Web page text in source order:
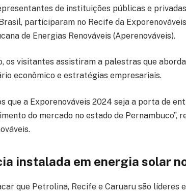
de instituições públicas e
participaram no Recife da
de Energias Renováveis (Aperenováveis).
os visitantes assistiram a palestras que
econômico e estratégias empresariais.
que a Exporenováveis 2024 seja a porta de
do mercado no estado de Pernambuco”,
instalada em energia solar
que Petrolina, Recife e Caruaru são líderes